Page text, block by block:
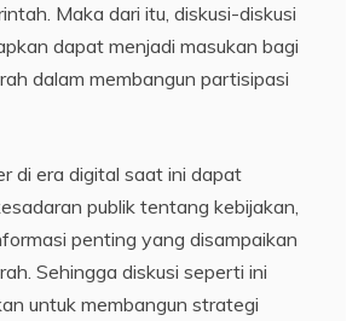
Maka dari itu, diskusi-diskusi
dapat menjadi masukan bagi
dalam membangun partisipasi
di era digital saat ini dapat
publik tentang kebijakan,
penting yang disampaikan
Sehingga diskusi seperti ini
untuk membangun strategi